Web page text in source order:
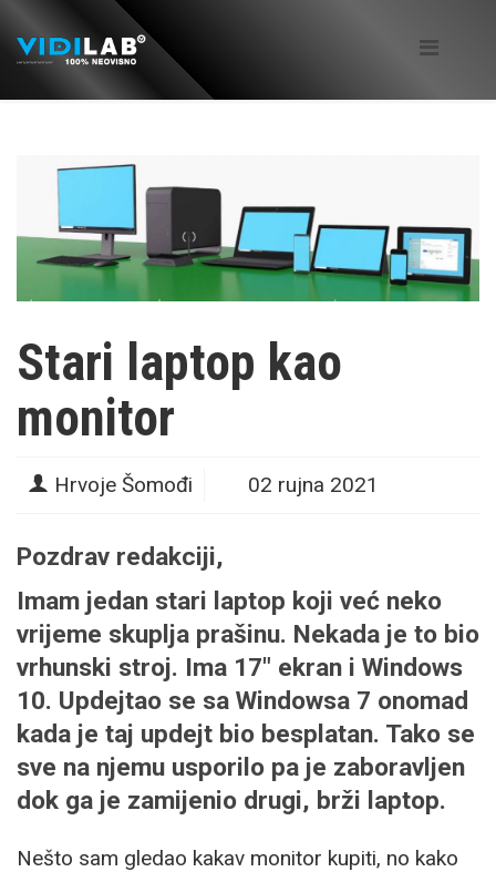
Stari laptop kao
monitor
Hrvoje Šomođi 02 rujna 2021
Pozdrav redakciji,
Imam jedan stari laptop koji već neko
vrijeme skuplja prašinu. Nekada je to bio
vrhunski stroj. Ima 17" ekran i Windows
10. Updejtao se sa Windowsa 7 onomad
kada je taj updejt bio besplatan. Tako se
sve na njemu usporilo pa je zaboravljen
dok ga je zamijenio drugi, brži laptop.
Nešto sam gledao kakav monitor kupiti, no kako